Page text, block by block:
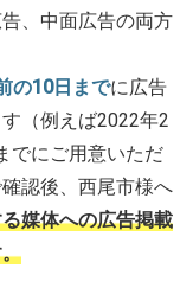
、中面広告の両方
の10日までに広告
（例えば2022年2
でにご用意いただ
認後、西尾市様へ
媒体への広告掲載